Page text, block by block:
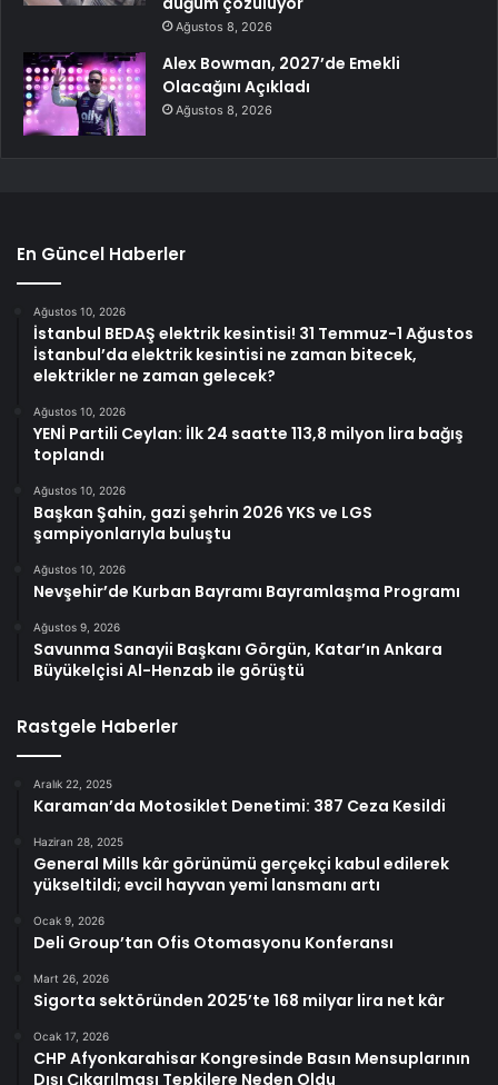
Ağustos 8, 2026
Alex Bowman, 2027’de Emekli
Olacağını Açıkladı
Ağustos 8, 2026
En Güncel Haberler
Ağustos 10, 2026
İstanbul BEDAŞ elektrik kesintisi! 31 Temmuz-1 Ağustos
İstanbul’da elektrik kesintisi ne zaman bitecek,
elektrikler ne zaman gelecek?
Ağustos 10, 2026
YENİ Partili Ceylan: İlk 24 saatte 113,8 milyon lira bağış
toplandı
Ağustos 10, 2026
Başkan Şahin, gazi şehrin 2026 YKS ve LGS
şampiyonlarıyla buluştu
Ağustos 10, 2026
Nevşehir’de Kurban Bayramı Bayramlaşma Programı
Ağustos 9, 2026
Savunma Sanayii Başkanı Görgün, Katar’ın Ankara
Büyükelçisi Al-Henzab ile görüştü
Rastgele Haberler
Aralık 22, 2025
Karaman’da Motosiklet Denetimi: 387 Ceza Kesildi
Haziran 28, 2025
General Mills kâr görünümü gerçekçi kabul edilerek
yükseltildi; evcil hayvan yemi lansmanı artı
Ocak 9, 2026
Deli Group’tan Ofis Otomasyonu Konferansı
Mart 26, 2026
Sigorta sektöründen 2025’te 168 milyar lira net kâr
Ocak 17, 2026
CHP Afyonkarahisar Kongresinde Basın Mensuplarının
Dışı Çıkarılması Tepkilere Neden Oldu